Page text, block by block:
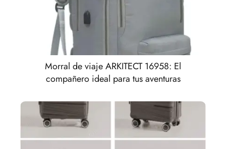
Morral de viaje ARKITECT 16958: El
compañero ideal para tus aventuras